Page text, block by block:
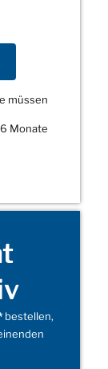
müssen
Monate
bestellen,